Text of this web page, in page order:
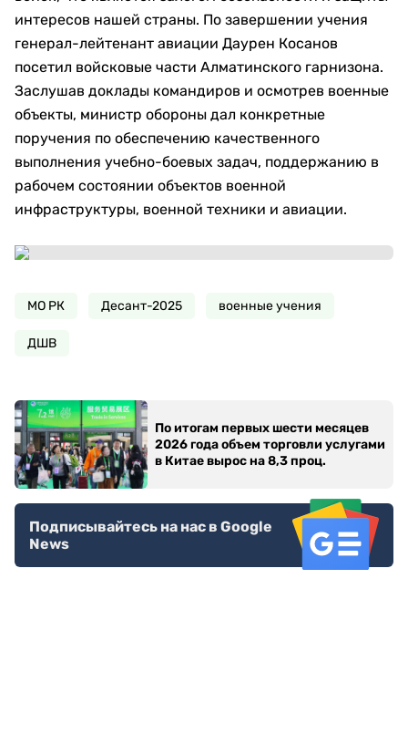
интересов нашей страны. По завершении учения
генерал-лейтенант авиации Даурен Косанов
посетил войсковые части Алматинского гарнизона.
Заслушав доклады командиров и осмотрев военные
объекты, министр обороны дал конкретные
поручения по обеспечению качественного
выполнения учебно-боевых задач, поддержанию в
рабочем состоянии объектов военной
инфраструктуры, военной техники и авиации.
МО РК Десант-2025 военные учения
ДШВ
По итогам первых шести месяцев
2026 года объем торговли услугами
в Китае вырос на 8,3 проц.
Подписывайтесь на нас в Google
News